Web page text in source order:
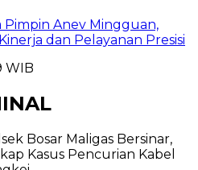
Pimpin Anev Mingguan,
dan Pelayanan Presisi
WIB